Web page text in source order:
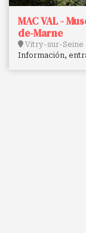
MAC VAL -
de-Marne
Vitry-sur-Seine
Información,